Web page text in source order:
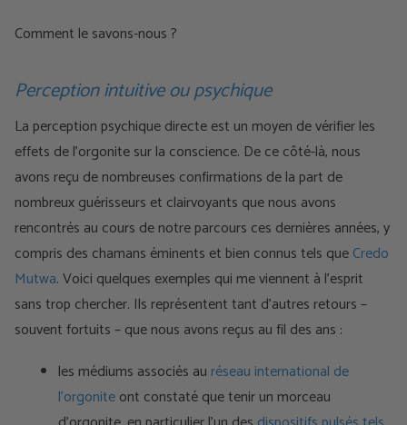
Comment le savons-nous ?
Perception intuitive ou psychique
La perception psychique directe est un moyen de vérifier les
effets de l'orgonite sur la conscience. De ce côté-là, nous
avons reçu de nombreuses confirmations de la part de
nombreux guérisseurs et clairvoyants que nous avons
rencontrés au cours de notre parcours ces dernières années, y
compris des chamans éminents et bien connus tels queCredo
Mutwa. Voici quelques exemples qui me viennent à l'esprit
sans trop chercher. Ils représentent tant d'autres retours –
souvent fortuits – que nous avons reçus au fil des ans :
les médiums associés au réseau international de
l'orgoniteont constaté que tenir un morceau